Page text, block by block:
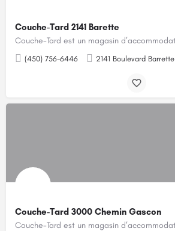
Couche-Tard 2141 Barette
(450) 756-6446 2141 Boulevard Barrette
Couche-Tard 3000 Chemin Gascon